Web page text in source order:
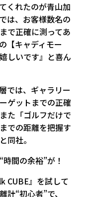
くれたのが青山加
は、お客様数名の
で正確に測ってあ
【キャディモー
しいです』と喜ん
では、ギャラリー
ゲットまでの正確
た「ゴルフだけで
での距離を把握す
同社。
間の余裕”が！
CUBE』を試して
“初心者”で、